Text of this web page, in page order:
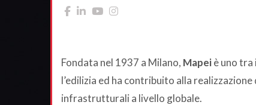
Fondata nel 1937 a Milano, Mapeiè uno
l’edilizia ed ha contribuito alla
infrastrutturali a livello globale.